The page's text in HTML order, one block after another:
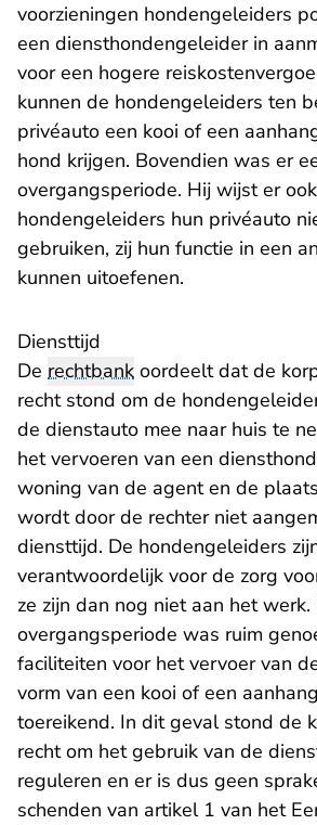
voorzieningen hondengeleiders
een diensthondengeleider in
voor een hogere
kunnen de hondengeleiders ten
privéauto een kooi of een
hond krijgen. Bovendien was er
overgangsperiode. Hij wijst er
hondengeleiders hun privéauto
gebruiken, zij hun functie in een
kunnen uitoefenen.
Diensttijd
De rechtbank oordeelt dat de
recht stond om de
de dienstauto mee naar huis te
het vervoeren van een
woning van de agent en de
wordt door de rechter niet
diensttijd. De hondengeleiders
verantwoordelijk voor de zorg
ze zijn dan nog niet aan het
overgangsperiode was ruim
faciliteiten voor het vervoer van
vorm van een kooi of een
toereikend. In dit geval stond de
recht om het gebruik van de
reguleren en er is dus geen
schenden van artikel 1 van het